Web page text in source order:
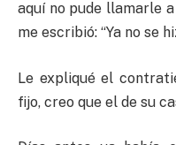
aquí no pude llamarle
me escribió: “Ya no se
Le expliqué el
fijo, creo que el de su